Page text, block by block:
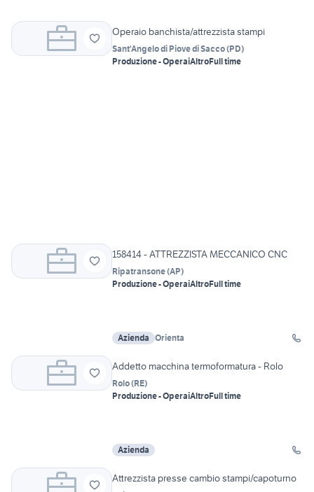
Operaio banchista/attrezzista stampi
Sant'Angelo di Piove di Sacco(PD)
Produzione - OperaiAltroFull time
158414 - ATTREZZISTA MECCANICO CNC
Ripatransone(AP)
Produzione - OperaiAltroFull time
Azienda Orienta
Addetto macchina termoformatura - Rolo
Rolo(RE)
Produzione - OperaiAltroFull time
Azienda
Attrezzista presse cambio stampi/capoturno